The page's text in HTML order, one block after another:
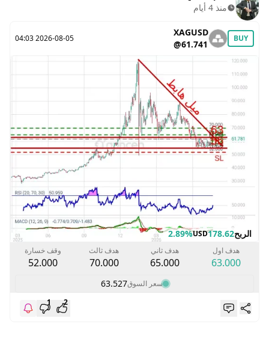
منذ 4 أيام
BUY
XAGUSD
@61.741
2026-08-05 04:03
الربح178.62
USD
2.89%
هدف اول
63.000
هدف ثاني
65.000
هدف ثالث
70.000
وقف خسارة
52.000
سعر السوق63.527
2
1